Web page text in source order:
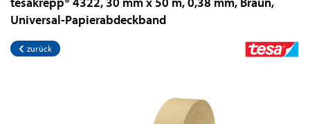
Universal-Papierabdeckband
zurück